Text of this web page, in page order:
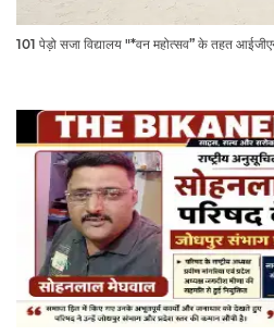
101 पेड़ो सजा विद्यालय "*वन महोत्सव” के तहत